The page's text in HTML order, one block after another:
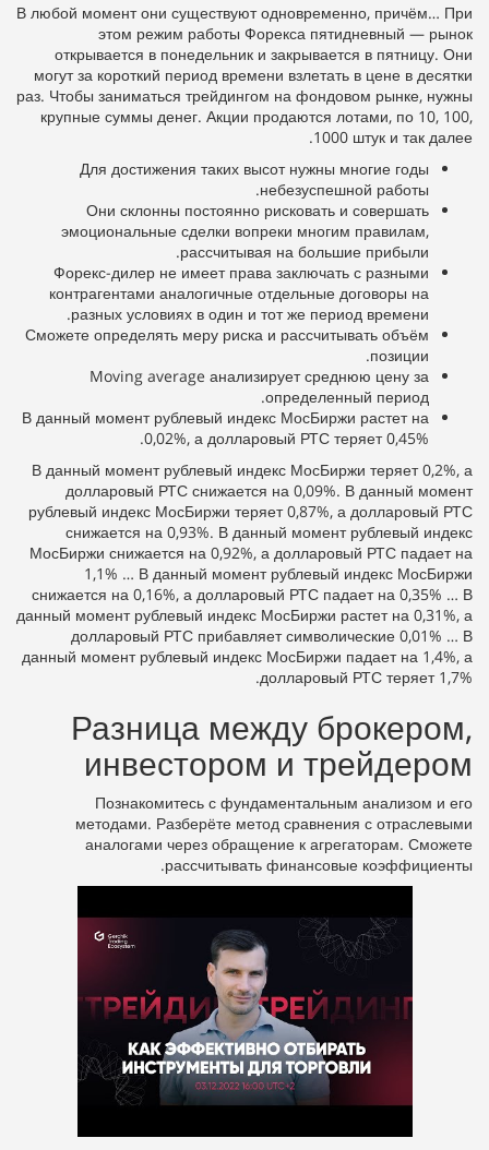
В любой момент они существуют одновременно, причём… При
этом режим работы Форекса пятидневный — рынок
открывается в понедельник и закрывается в пятницу. Они
могут за короткий период времени взлетать в цене в десятки
раз. Чтобы заниматься трейдингом на фондовом рынке, нужны
крупные суммы денег. Акции продаются лотами, по 10, 100,
1000 штук и так далее.
Для достижения таких высот нужны многие годы
небезуспешной работы.
Они склонны постоянно рисковать и совершать
эмоциональные сделки вопреки многим правилам,
рассчитывая на большие прибыли.
Форекс-дилер не имеет права заключать с разными
контрагентами аналогичные отдельные договоры на
разных условиях в один и тот же период времени.
Сможете определять меру риска и рассчитывать объём
позиции.
Moving average анализирует среднюю цену за
определенный период.
В данный момент рублевый индекс МосБиржи растет на
0,02%, а долларовый РТС теряет 0,45%.
В данный момент рублевый индекс МосБиржи теряет 0,2%, а
долларовый РТС снижается на 0,09%. В данный момент
рублевый индекс МосБиржи теряет 0,87%, а долларовый РТС
снижается на 0,93%. В данный момент рублевый индекс
МосБиржи снижается на 0,92%, а долларовый РТС падает на
1,1% … В данный момент рублевый индекс МосБиржи
снижается на 0,16%, а долларовый РТС падает на 0,35% … В
данный момент рублевый индекс МосБиржи растет на 0,31%, а
долларовый РТС прибавляет символические 0,01% … В
данный момент рублевый индекс МосБиржи падает на 1,4%, а
долларовый РТС теряет 1,7%.
Разница между брокером,
инвестором и трейдером
Познакомитесь с фундаментальным анализом и его
методами. Разберёте метод сравнения с отраслевыми
аналогами через обращение к агрегаторам. Сможете
рассчитывать финансовые коэффициенты.